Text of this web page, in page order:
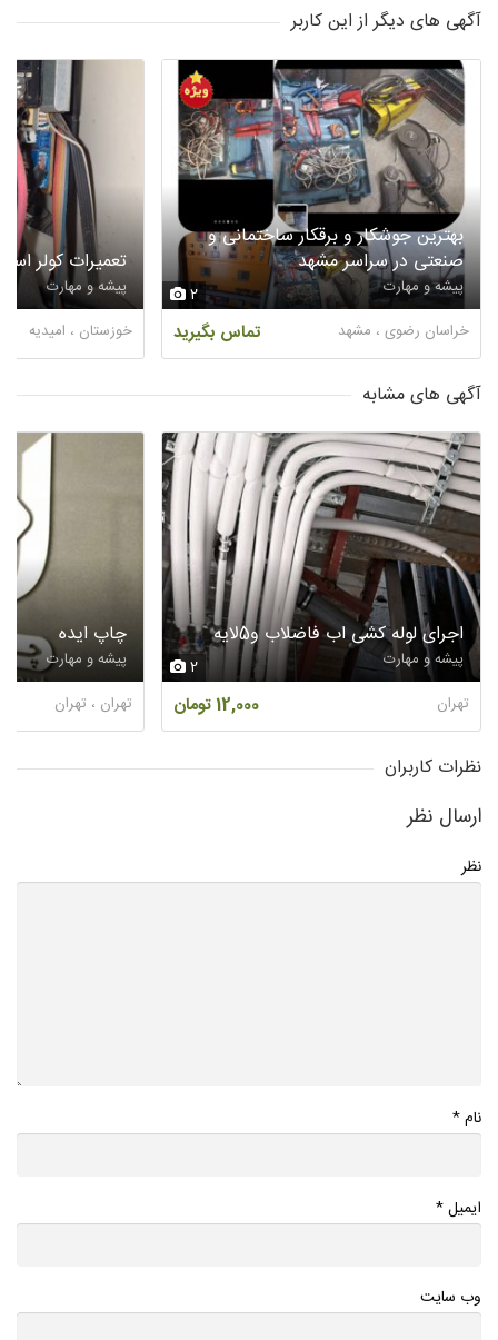
آگهی های دیگر از این کاربر
2
بهترین جوشکار و برقکار ساختمانی و
صنعتی در سراسر مشهد
پیشه و مهارت
تماس بگیرید خراسان رضوی ، مشهد
تعمیرات کولر
پیشه و مهارت
خوزستان ، امیدیه
آگهی های مشابه
2
اجرای لوله کشی اب فاضلاب و5لایه
پیشه و مهارت
12,000 تومان تهران
چاپ ایده
پیشه و مهارت
تهران ، تهران
نظرات کاربران
ارسال نظر
نظر
نام*
ایمیل*
وب سایت